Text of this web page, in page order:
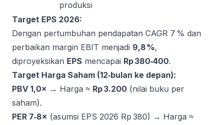
produksi
Target EPS 2026:
Dengan pertumbuhan pendapatan CAGR 7 % dan
perbaikan margin EBIT menjadi 9,8 %,
diproyeksikan EPS mencapai Rp 380‑400.
Target Harga Saham (12‑bulan ke depan):
PBV 1,0× → Harga ≈ Rp 3.200 (nilai buku per
saham).
PER 7‑8× (asumsi EPS 2026 Rp 380) → Harga ≈